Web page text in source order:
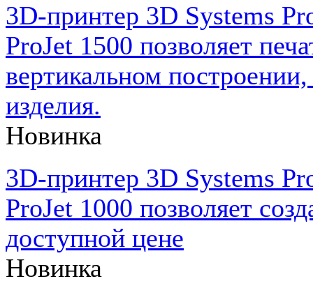
3D-принтер 3D Systems
ProJet 1500 позволяет
вертикальном
изделия.
Новинка
3D-принтер 3D Systems
ProJet 1000 позволяет
доступной цене
Новинка